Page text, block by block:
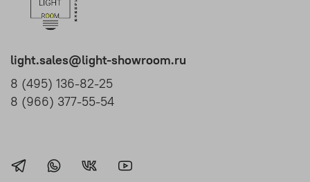
light.sales@light-showroom.ru
8 (495) 136-82-25
8 (966) 377-55-54